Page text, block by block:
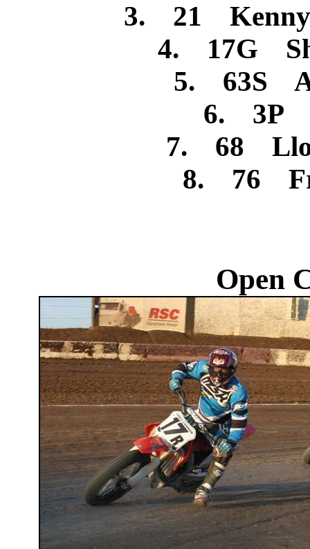
3. 21 Kenny
4. 17G
5. 63S
6. 3P
7. 68
8. 76
Open